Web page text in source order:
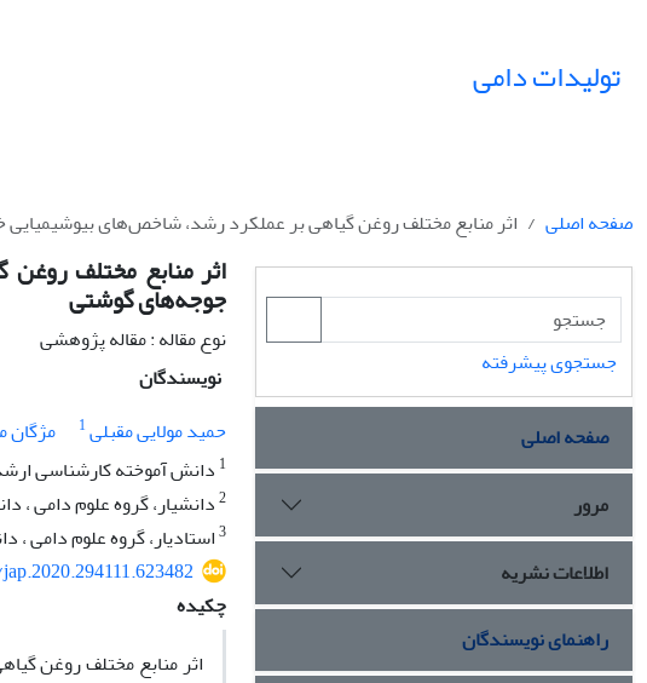
تولیدات دامی
صفحه اصلی اثر منابع مختلف روغن گیاهی بر عملکرد رشد، شاخص‌های
اثر منابع مختلف
جوجه‌های گوشتی
نوع مقاله : مقاله پژوهشی
نویسندگان
حمید مولایی مقبلی1 مژگان
1 دانش آموخته کارشناسی
2دانشیار، گروه علوم دامی ،
3استادیار، گروه علوم دامی
چکیده
اثر منابع مختلف روغن
جستجوی پیشرفته
صفحه اصلی
مرور
اطلاعات نشریه
راهنمای نویسندگان